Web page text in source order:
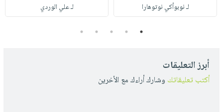
لـ نوبوأكي نوتوهارا لـ علي الوردي
1
2
3
4
5
أبرز التعليقات
أكتب تعليقاتك وشارك أراءك مع الأخرين